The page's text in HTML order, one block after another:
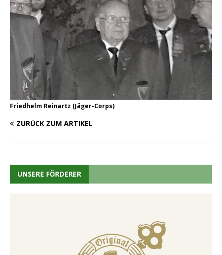
Friedhelm Reinartz (Jäger-Corps)
ZURÜCK ZUM ARTIKEL
UNSERE FÖRDERER